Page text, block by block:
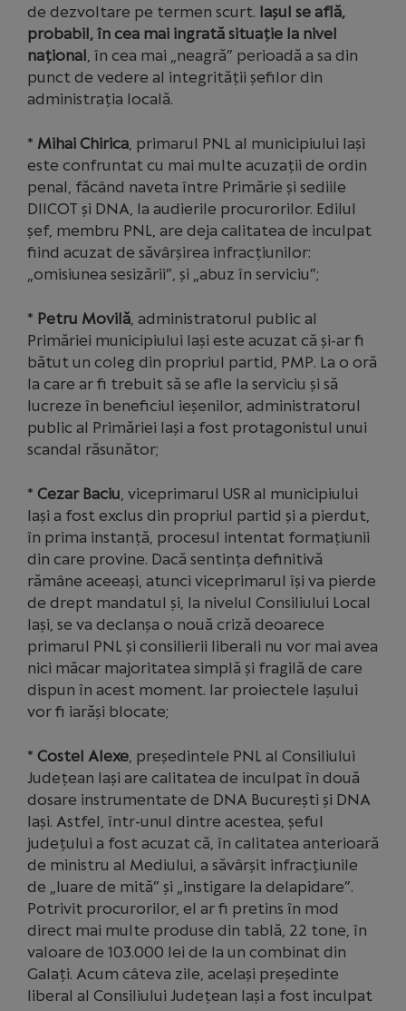
de dezvoltare pe termen scurt. Iașul se află,
probabil, în cea mai ingrată situație la nivel
național, în cea mai „neagră” perioadă a sa din
punct de vedere al integrității șefilor din
administrația locală.
* Mihai Chirica, primarul PNL al municipiului Iași
este confruntat cu mai multe acuzații de ordin
penal, făcând naveta între Primărie și sediile
DIICOT și DNA, la audierile procurorilor. Edilul
șef, membru PNL, are deja calitatea de inculpat
fiind acuzat de săvârșirea infracțiunilor:
„omisiunea sesizării”, și „abuz în serviciu”;
* Petru Movilă, administratorul public al
Primăriei municipiului Iași este acuzat că și-ar fi
bătut un coleg din propriul partid, PMP. La o oră
la care ar fi trebuit să se afle la serviciu și să
lucreze în beneficiul ieșenilor, administratorul
public al Primăriei Iași a fost protagonistul unui
scandal răsunător;
* Cezar Baciu, viceprimarul USR al municipiului
Iași a fost exclus din propriul partid și a pierdut,
în prima instanță, procesul intentat formațiunii
din care provine. Dacă sentința definitivă
rămâne aceeași, atunci viceprimarul își va pierde
de drept mandatul și, la nivelul Consiliului Local
Iași, se va declanșa o nouă criză deoarece
primarul PNL și consilierii liberali nu vor mai avea
nici măcar majoritatea simplă și fragilă de care
dispun în acest moment. Iar proiectele Iașului
vor fi iarăși blocate;
* Costel Alexe, președintele PNL al Consiliului
Județean Iași are calitatea de inculpat în două
dosare instrumentate de DNA București și DNA
Iași. Astfel, într-unul dintre acestea, șeful
județului a fost acuzat că, în calitatea anterioară
de ministru al Mediului, a săvârșit infracțiunile
de „luare de mită” și „instigare la delapidare”.
Potrivit procurorilor, el ar fi pretins în mod
direct mai multe produse din tablă, 22 tone, în
valoare de 103.000 lei de la un combinat din
Galați. Acum câteva zile, același președinte
liberal al Consiliului Județean Iași a fost inculpat